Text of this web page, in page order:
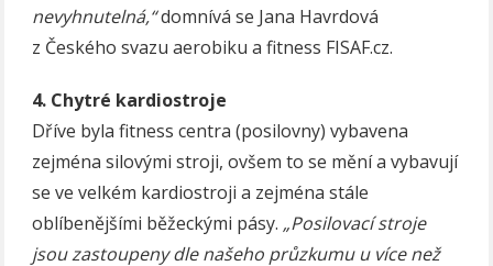
nevyhnutelná,“domnívá se Jana Havrdová
z Českého svazu aerobiku a fitness FISAF.cz.
4. Chytré kardiostroje
Dříve byla fitness centra (posilovny) vybavena
zejména silovými stroji, ovšem to se mění a vybavují
se ve velkém kardiostroji a zejména stále
oblíbenějšími běžeckými pásy. „Posilovací stroje
jsou zastoupeny dle našeho průzkumu u více než